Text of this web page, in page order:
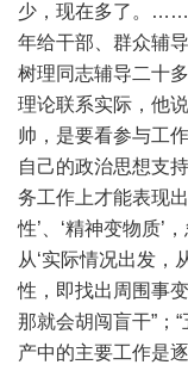
少，现在多了。……
年给干部、群众辅
树理同志辅导二十
理论联系实际，他
帅，是要看参与工
自己的政治思想支
务工作上才能表现
性’、‘精神变物质’
从‘实际情况出发，
性，即找出周围事
那就会胡闯盲干”；
产中的主要工作是